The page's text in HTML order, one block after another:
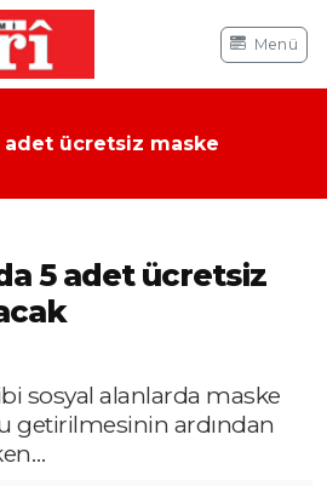
Menü
adet ücretsiz maske
5 adet ücretsiz
sosyal alanlarda maske
getirilmesinin ardından